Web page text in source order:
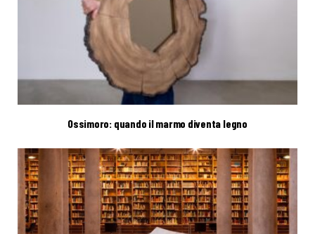
Ossimoro: quando il marmo diventa legno